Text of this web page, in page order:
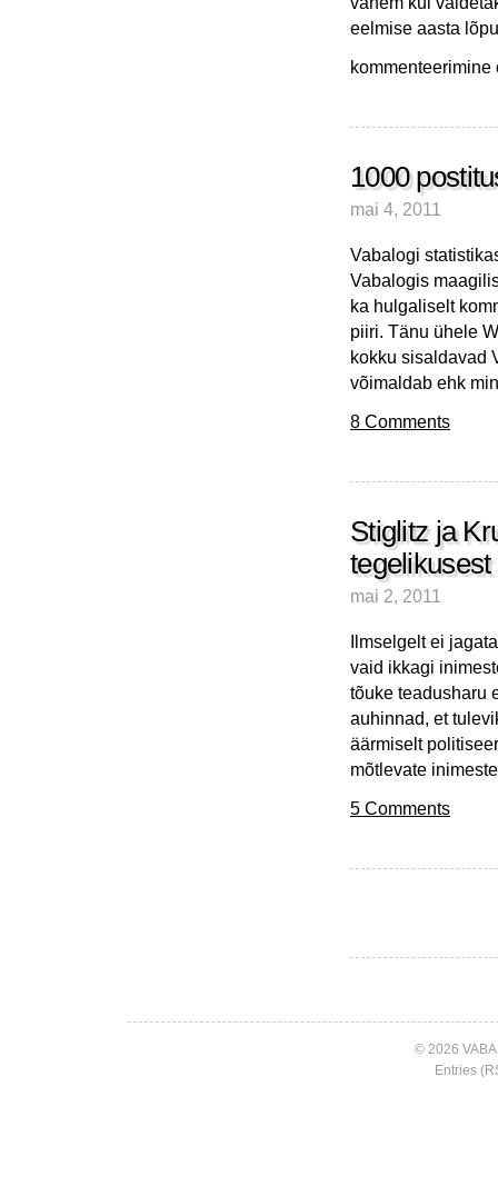
eelmise aasta
Huvitavaid
1000
mai 4, 2011
Vabalogi
Vabalogis
ka hulgaliselt
piiri. Tänu ühele
kokku sisaldavad
võimaldab ehk
8 Comments
Stiglitz ja
mai 2, 2011
Ilmselgelt ei
vaid ikkagi
tõuke teadusharu
auhinnad, et
äärmiselt
mõtlevate
5 Comments
© 2026
Entries